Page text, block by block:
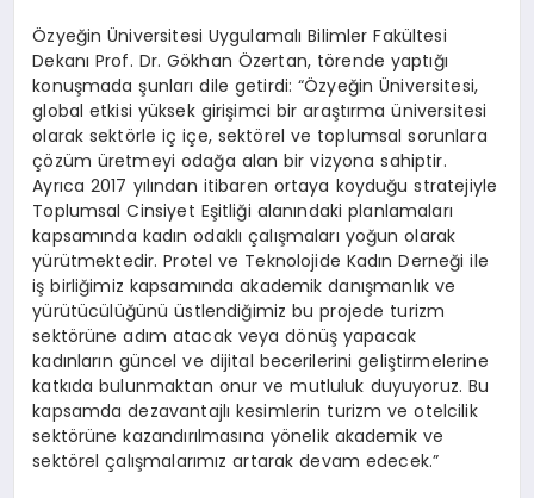
Özyeğin Üniversitesi Uygulamalı Bilimler Fakültesi
Dekanı Prof. Dr. Gökhan Özertan, törende yaptığı
konuşmada şunları dile getirdi: “Özyeğin Üniversitesi,
global etkisi yüksek girişimci bir araştırma üniversitesi
olarak sektörle iç içe, sektörel ve toplumsal sorunlara
çözüm üretmeyi odağa alan bir vizyona sahiptir.
Ayrıca 2017 yılından itibaren ortaya koyduğu stratejiyle
Toplumsal Cinsiyet Eşitliği alanındaki planlamaları
kapsamında kadın odaklı çalışmaları yoğun olarak
yürütmektedir. Protel ve Teknolojide Kadın Derneği ile
iş birliğimiz kapsamında akademik danışmanlık ve
yürütücülüğünü üstlendiğimiz bu projede turizm
sektörüne adım atacak veya dönüş yapacak
kadınların güncel ve dijital becerilerini geliştirmelerine
katkıda bulunmaktan onur ve mutluluk duyuyoruz. Bu
kapsamda dezavantajlı kesimlerin turizm ve otelcilik
sektörüne kazandırılmasına yönelik akademik ve
sektörel çalışmalarımız artarak devam edecek.”